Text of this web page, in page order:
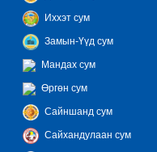
Иххэт сум
Замын-Үүд сум
Мандах сум
Өргөн сум
Сайншанд сум
Сайхандулаан сум